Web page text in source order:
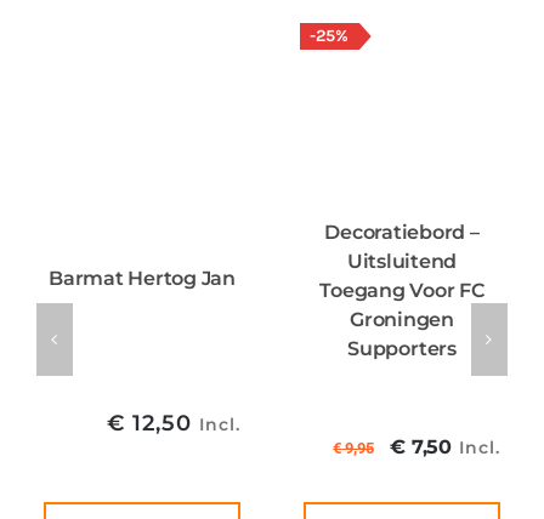
Barmat Hertog Jan
€ 12,50 Incl.
-25%
Decoratiebord –
Uitsluitend
Toegang Voor FC
Groningen
Supporters
€9,95
was:
€ 7,50
is:
Incl.